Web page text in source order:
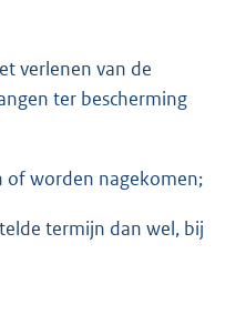
verlenen van de
ter bescherming
of worden nagekomen;
termijn dan wel, bij